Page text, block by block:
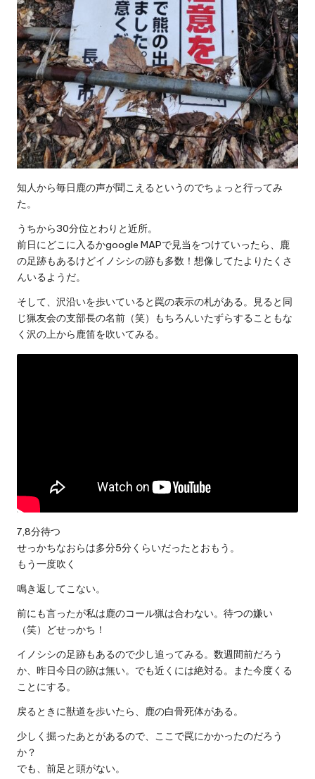
知人から毎日鹿の声が聞こえるというのでちょっと行ってみ
た。
うちから30分位とわりと近所。
前日にどこに入るかgoogle MAPで見当をつけていったら、鹿
の足跡もあるけどイノシシの跡も多数！想像してたよりたくさ
んいるようだ。
そして、沢沿いを歩いていると罠の表示の札がある。見ると同
じ猟友会の支部長の名前（笑）もちろんいたずらすることもな
く沢の上から鹿笛を吹いてみる。
7,8分待つ
せっかちなおらは多分5分くらいだったとおもう。
もう一度吹く
鳴き返してこない。
前にも言ったが私は鹿のコール猟は合わない。待つの嫌い
（笑）どせっかち！
イノシシの足跡もあるので少し追ってみる。数週間前だろう
か、昨日今日の跡は無い。でも近くには絶対る。また今度くる
ことにする。
戻るときに獣道を歩いたら、鹿の白骨死体がある。
少しく掘ったあとがあるので、ここで罠にかかったのだろう
か？
でも、前足と頭がない。